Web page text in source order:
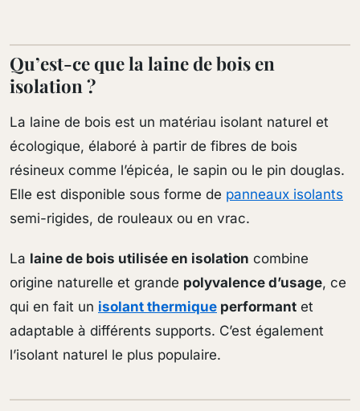
Qu’est-ce que la laine de bois en
isolation ?
La laine de bois est un matériau isolant naturel et
écologique, élaboré à partir de fibres de bois
résineux comme l’épicéa, le sapin ou le pin douglas.
Elle est disponible sous forme de panneaux isolants
semi-rigides, de rouleaux ou en vrac.
La laine de bois utilisée en isolation combine
origine naturelle et grande polyvalence d’usage, ce
qui en fait un isolant thermique performant et
adaptable à différents supports. C’est également
l’isolant naturel le plus populaire.